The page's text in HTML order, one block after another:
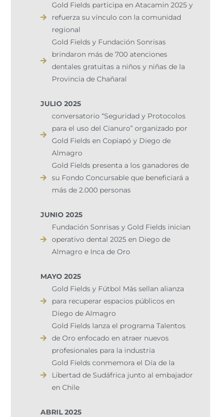
Gold Fields participa en Atacamin 2025 y
refuerza su vínculo con la comunidad
regional
Gold Fields y Fundación Sonrisas
brindaron más de 700 atenciones
dentales gratuitas a niños y niñas de la
Provincia de Chañaral
JULIO 2025
conversatorio “Seguridad y Protocolos
para el uso del Cianuro” organizado por
Gold Fields en Copiapó y Diego de
Almagro
Gold Fields presenta a los ganadores de
su Fondo Concursable que beneficiará a
más de 2.000 personas
JUNIO 2025
Fundación Sonrisas y Gold Fields inician
operativo dental 2025 en Diego de
Almagro e Inca de Oro
MAYO 2025
Gold Fields y Fútbol Más sellan alianza
para recuperar espacios públicos en
Diego de Almagro
Gold Fields lanza el programa Talentos
de Oro enfocado en atraer nuevos
profesionales para la industria
Gold Fields conmemora el Día de la
Libertad de Sudáfrica junto al embajador
en Chile
ABRIL 2025